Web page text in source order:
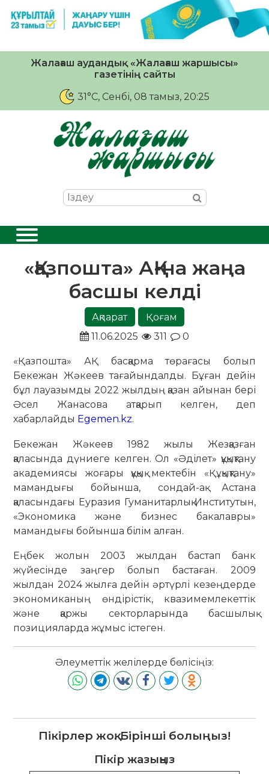
Жалағаш аудандық «Жалағаш жаршысы»
газетінің сайты
31°C, Сенбі, 08 тамыз, 20:25
«Қазпошта» АҚ-на жаңа
басшы келді
Ақпарат
Қоғам
11.06.2025
311 0
«Қазпошта» АҚ басқарма төрағасы болып
Бекежан Жәкеев тағайындалды. Бұған дейін
бұл лауазымды 2022 жылдың қазан айынан бері
Әсел Жанасова атқарып келген, деп
хабарлайды Egemen.kz.
Бекежан Жәкеев 1982 жылы Жезқазған
қаласында дүниеге келген. Ол «Әділет» құқықтану
академиясы жоғары құқық мектебін «Құқықтану»
мамандығы бойынша, сондай-ақ Астана
қаласындағы Еуразия Гуманитарлық Институтын,
«Экономика және бизнес бакалавры»
мамандығы бойынша білім алған.
Еңбек жолын 2003 жылдан бастап банк
жүйесінде заңгер болып бастаған. 2009
жылдан 2024 жылға дейін әртүрлі кезеңдерде
экономиканың өндірістік, квазимемлекеттік
және қаржы секторларында басшылық
позицияларда жұмыс істеген.
Әлеуметтік желілерде бөлісіңіз:
Пікірлер жоқ. Бірінші болыңыз!
Пікір жазыңыз